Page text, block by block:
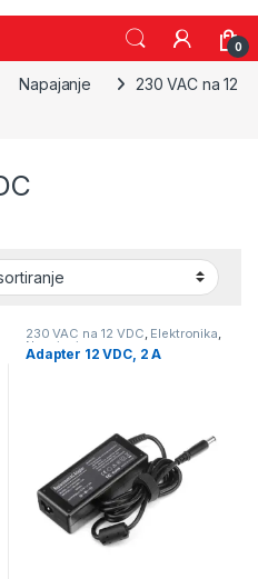
0
Napajanje
230 VAC na 12
230 VAC na 12 VDC, Elektronika,
Napajanje
Adapter 12 VDC, 2 A